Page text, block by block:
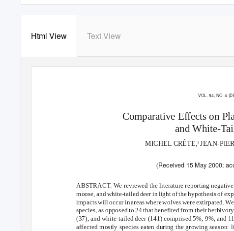
Html View Text View
VOL. 54, NO. 4
Comparative Effects on
and White-
MICHEL CRÊTE,1 JEAN-
(Received 15 May 2000;
ABSTRACT. We reviewed the literature reporting
moose, and white-tailed deer in light of the hypothesis of
impactswill occurinareaswherewolves wereextirpated. W
species, as opposed to 24 that benefited from their
(37), and white-tailed deer (141) comprised 5%, 9%, and
affected mostly species eaten during the growing